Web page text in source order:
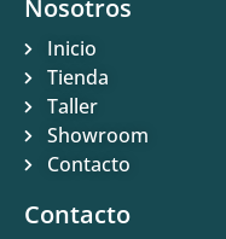
Nosotros
Inicio
Tienda
Taller
Showroom
Contacto
Contacto